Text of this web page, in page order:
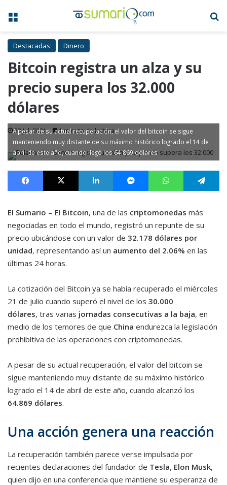
Menú
Destacadas Dinero
Bitcoin registra un alza y su
precio supera los 32.000
dólares
23 Jul, 2021 1 minuto de lectura
A pesar de su actual recuperación, el valor del bitcoin se sigue
manteniendo muy distante de su máximo histórico logrado el 14 de
abril de este año, cuando llegó los 64.869 dólares
Facebook X LinkedIn MessengerWhatsApp
El Sumario – El Bitcoin, una de las criptomonedas más
negociadas en todo el mundo, registró un repunte de su
precio ubicándose con un valor de 32.178 dólares por
unidad, representando así un aumento del 2.06% en las
últimas 24 horas.
La cotización del Bitcoin ya se había recuperado el miércoles
21 de julio cuando superó el nivel de los 30.000
dólares, tras varias jornadas consecutivas a la baja, en
medio de los temores de que China endurezca la legislación
prohibitiva de las operaciones con criptomonedas.
A pesar de su actual recuperación, el valor del bitcoin se
sigue manteniendo muy distante de su máximo histórico
logrado el 14 de abril de este año, cuando alcanzó los
64.869 dólares.
Una acción genera una reacción
La recuperación también parece verse impulsada por
recientes declaraciones del fundador de Tesla, Elon Musk,
quien dijo en una conferencia que mantiene su esperanza de